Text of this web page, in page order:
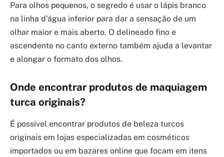
Para olhos pequenos, o segredo é usar o lápis branco
na linha d’água inferior para dar a sensação de um
olhar maior e mais aberto. O delineado fino e
ascendente no canto externo também ajuda a levantar
e alongar o formato dos olhos.
Onde encontrar produtos de maquiagem
turca originais?
É possível encontrar produtos de beleza turcos
originais em lojas especializadas em cosméticos
importados ou em bazares online que focam em itens